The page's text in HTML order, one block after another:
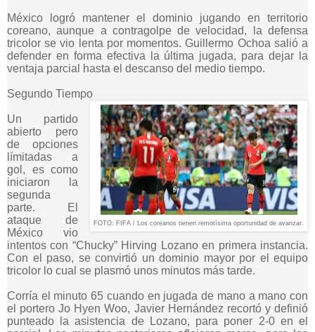
México logró mantener el dominio jugando en territorio
coreano, aunque a contragolpe de velocidad, la defensa
tricolor se vio lenta por momentos. Guillermo Ochoa salió a
defender en forma efectiva la última jugada, para dejar la
ventaja parcial hasta el descanso del medio tiempo.
Segundo Tiempo
FOTO: FIFA / Los coreanos tienen remotísima oportunidad de avanzar.
Un partido
abierto pero
de opciones
límitadas a
gol, es como
iniciaron la
segunda
parte. El
ataque de
México vio
intentos con “Chucky” Hirving Lozano en primera instancia.
Con el paso, se convirtió un dominio mayor por el equipo
tricolor lo cual se plasmó unos minutos más tarde.
Corría el minuto 65 cuando en jugada de mano a mano con
el portero Jo Hyen Woo, Javier Hernández recortó y definió
punteado la asistencia de Lozano, para poner 2-0 en el